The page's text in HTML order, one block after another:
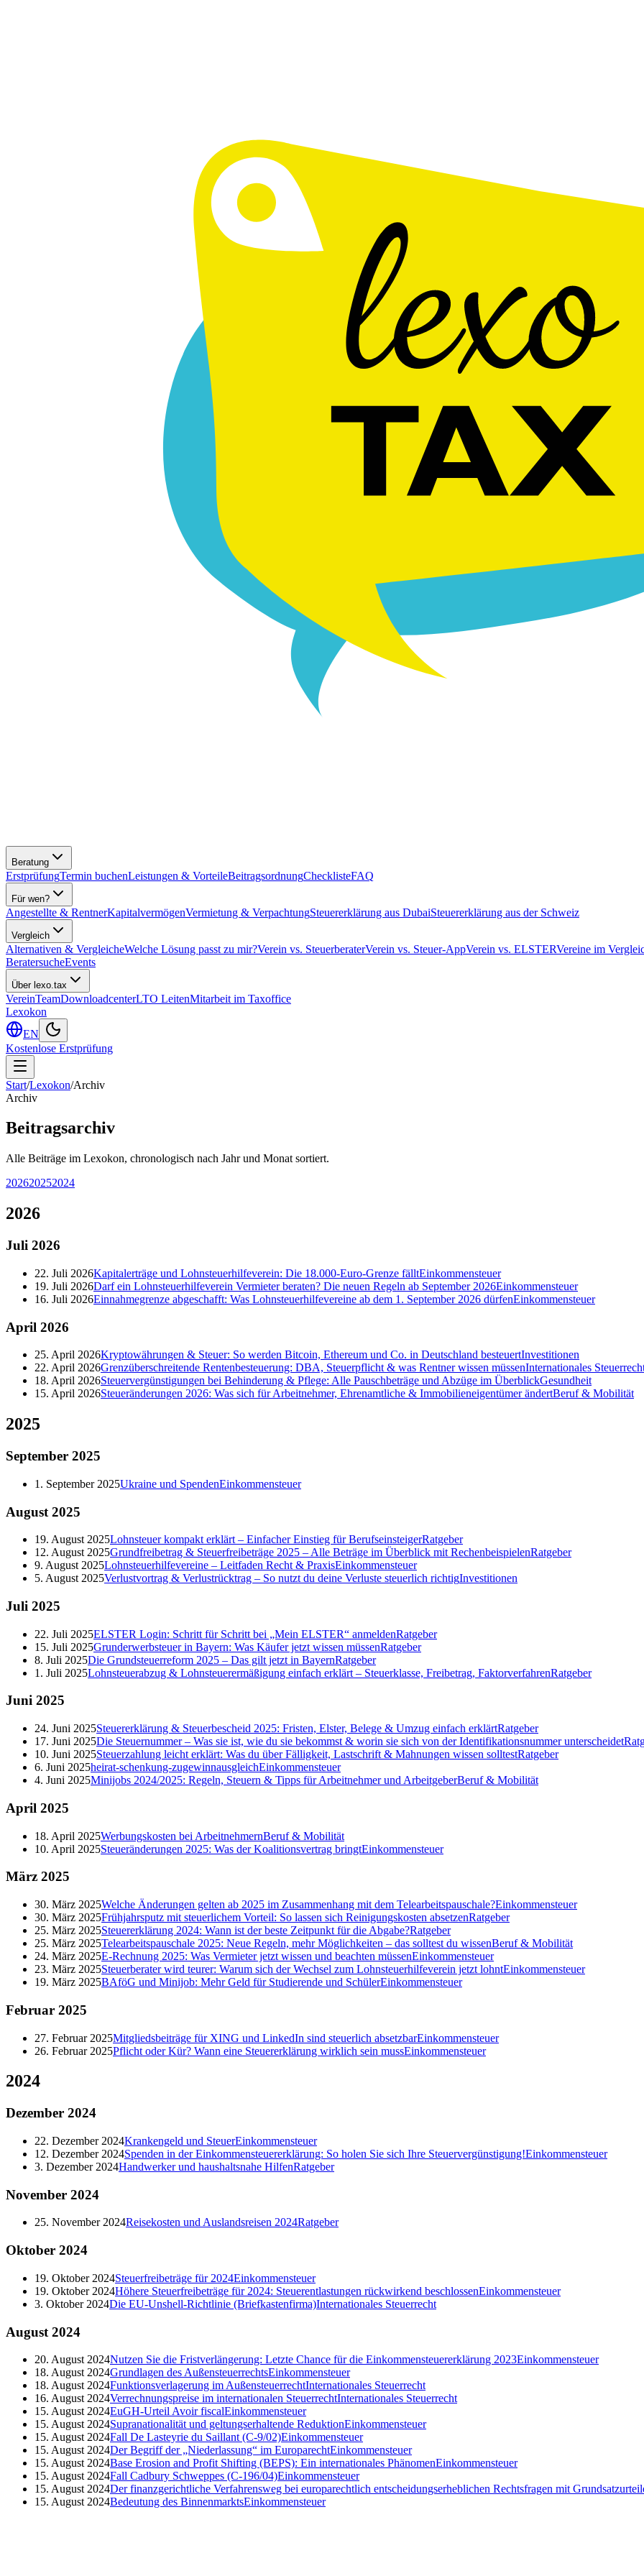
Beratung
ErstprüfungTermin buchenLeistungen & VorteileBeitragsordnungChecklisteFAQ
Für wen?
Angestellte & RentnerKapitalvermögenVermietung & VerpachtungSteuererklärung aus DubaiSteuererklärung aus der Schweiz
Vergleich
Alternativen & VergleicheWelche Lösung passt zu mir?Verein vs. SteuerberaterVerein vs. Steuer-AppVerein vs. ELSTERVereine im
BeratersucheEvents
Über lexo.tax
VereinTeamDownloadcenterLTO LeitenMitarbeit im Taxoffice
Lexokon
EN
Kostenlose Erstprüfung
Start/Lexokon/Archiv
Archiv
Beitragsarchiv
Alle Beiträge im Lexokon, chronologisch nach Jahr und Monat sortiert.
202620252024
2026
Juli 2026
22. Juli 2026Kapitalerträge und Lohnsteuerhilfeverein: Die 18.000-Euro-Grenze fälltEinkommensteuer
19. Juli 2026Darf ein Lohnsteuerhilfeverein Vermieter beraten? Die neuen Regeln ab September 2026Einkommensteuer
16. Juli 2026Einnahmegrenze abgeschafft: Was Lohnsteuerhilfevereine ab dem 1. September 2026 dürfenEinkommensteuer
April 2026
25. April 2026Kryptowährungen & Steuer: So werden Bitcoin, Ethereum und Co. in Deutschland besteuertInvestitionen
22. April 2026Grenzüberschreitende Rentenbesteuerung: DBA, Steuerpflicht & was Rentner wissen müssenInternationales
18. April 2026Steuervergünstigungen bei Behinderung & Pflege: Alle Pauschbeträge und Abzüge im ÜberblickGesundheit
15. April 2026Steueränderungen 2026: Was sich für Arbeitnehmer, Ehrenamtliche & Immobilieneigentümer ändertBeruf & Mobilität
2025
September 2025
1. September 2025Ukraine und SpendenEinkommensteuer
August 2025
19. August 2025Lohnsteuer kompakt erklärt – Einfacher Einstieg für BerufseinsteigerRatgeber
12. August 2025Grundfreibetrag & Steuerfreibeträge 2025 – Alle Beträge im Überblick mit RechenbeispielenRatgeber
9. August 2025Lohnsteuerhilfevereine – Leitfaden Recht & PraxisEinkommensteuer
5. August 2025Verlustvortrag & Verlustrücktrag – So nutzt du deine Verluste steuerlich richtigInvestitionen
Juli 2025
22. Juli 2025ELSTER Login: Schritt für Schritt bei „Mein ELSTER“ anmeldenRatgeber
15. Juli 2025Grunderwerbsteuer in Bayern: Was Käufer jetzt wissen müssenRatgeber
8. Juli 2025Die Grundsteuerreform 2025 – Das gilt jetzt in BayernRatgeber
1. Juli 2025Lohnsteuerabzug & Lohnsteuerermäßigung einfach erklärt – Steuerklasse, Freibetrag, FaktorverfahrenRatgeber
Juni 2025
24. Juni 2025Steuererklärung & Steuerbescheid 2025: Fristen, Elster, Belege & Umzug einfach erklärtRatgeber
17. Juni 2025Die Steuernummer – Was sie ist, wie du sie bekommst & worin sie sich von der Identifikationsnummer unterscheidet
10. Juni 2025Steuerzahlung leicht erklärt: Was du über Fälligkeit, Lastschrift & Mahnungen wissen solltestRatgeber
6. Juni 2025heirat-schenkung-zugewinnausgleichEinkommensteuer
4. Juni 2025Minijobs 2024/2025: Regeln, Steuern & Tipps für Arbeitnehmer und ArbeitgeberBeruf & Mobilität
April 2025
18. April 2025Werbungskosten bei ArbeitnehmernBeruf & Mobilität
10. April 2025Steueränderungen 2025: Was der Koalitionsvertrag bringtEinkommensteuer
März 2025
30. März 2025Welche Änderungen gelten ab 2025 im Zusammenhang mit dem Telearbeitspauschale?Einkommensteuer
30. März 2025Frühjahrsputz mit steuerlichem Vorteil: So lassen sich Reinigungskosten absetzenRatgeber
25. März 2025Steuererklärung 2024: Wann ist der beste Zeitpunkt für die Abgabe?Ratgeber
25. März 2025Telearbeitspauschale 2025: Neue Regeln, mehr Möglichkeiten – das solltest du wissenBeruf & Mobilität
24. März 2025E-Rechnung 2025: Was Vermieter jetzt wissen und beachten müssenEinkommensteuer
23. März 2025Steuerberater wird teurer: Warum sich der Wechsel zum Lohnsteuerhilfeverein jetzt lohntEinkommensteuer
19. März 2025BAföG und Minijob: Mehr Geld für Studierende und SchülerEinkommensteuer
Februar 2025
27. Februar 2025Mitgliedsbeiträge für XING und LinkedIn sind steuerlich absetzbarEinkommensteuer
26. Februar 2025Pflicht oder Kür? Wann eine Steuererklärung wirklich sein mussEinkommensteuer
2024
Dezember 2024
22. Dezember 2024Krankengeld und SteuerEinkommensteuer
12. Dezember 2024Spenden in der Einkommensteuererklärung: So holen Sie sich Ihre Steuervergünstigung!Einkommensteuer
3. Dezember 2024Handwerker und haushaltsnahe HilfenRatgeber
November 2024
25. November 2024Reisekosten und Auslandsreisen 2024Ratgeber
Oktober 2024
19. Oktober 2024Steuerfreibeträge für 2024Einkommensteuer
19. Oktober 2024Höhere Steuerfreibeträge für 2024: Steuerentlastungen rückwirkend beschlossenEinkommensteuer
3. Oktober 2024Die EU-Unshell-Richtlinie (Briefkastenfirma)Internationales Steuerrecht
August 2024
20. August 2024Nutzen Sie die Fristverlängerung: Letzte Chance für die Einkommensteuererklärung 2023Einkommensteuer
18. August 2024Grundlagen des AußensteuerrechtsEinkommensteuer
18. August 2024Funktionsverlagerung im AußensteuerrechtInternationales Steuerrecht
16. August 2024Verrechnungspreise im internationalen SteuerrechtInternationales Steuerrecht
15. August 2024EuGH-Urteil Avoir fiscalEinkommensteuer
15. August 2024Supranationalität und geltungserhaltende ReduktionEinkommensteuer
15. August 2024Fall De Lasteyrie du Saillant (C-9/02)Einkommensteuer
15. August 2024Der Begriff der „Niederlassung“ im EuroparechtEinkommensteuer
15. August 2024Base Erosion and Profit Shifting (BEPS): Ein internationales PhänomenEinkommensteuer
15. August 2024Fall Cadbury Schweppes (C-196/04)Einkommensteuer
15. August 2024Der finanzgerichtliche Verfahrensweg bei europarechtlich entscheidungserheblichen Rechtsfragen mit
15. August 2024Bedeutung des BinnenmarktsEinkommensteuer